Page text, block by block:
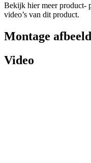
Bekijk hier meer product-
video’s van dit product.
Montage
Video